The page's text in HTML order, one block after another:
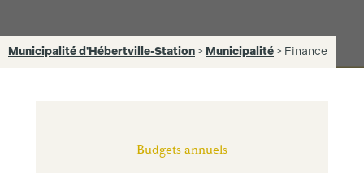
Municipalité d'Hébertville-Station> Municipalité> Finance
Budgets annuels